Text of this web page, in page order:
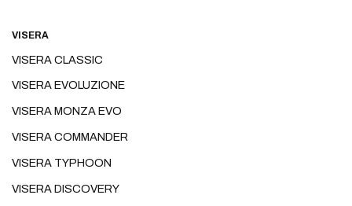
VISERA
VISERA CLASSIC
VISERA EVOLUZIONE
VISERA MONZA EVO
VISERA COMMANDER
VISERA TYPHOON
VISERA DISCOVERY